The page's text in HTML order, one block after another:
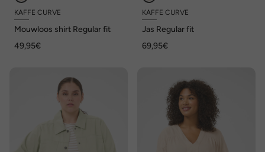
KAFFE CURVE
Mouwloos shirt Regular fit
49,95€
KAFFE CURVE
Jas Regular fit
69,95€